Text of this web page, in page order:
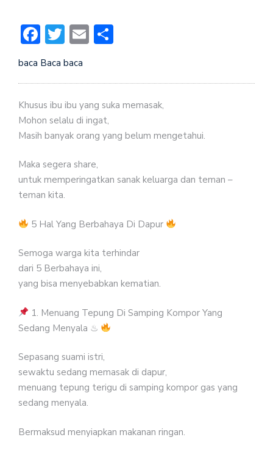
Facebook
Twitter
Email
baca Baca baca
Khusus ibu ibu yang suka memasak,
Mohon selalu di ingat,
Masih banyak orang yang belum mengetahui.
Maka segera share,
untuk memperingatkan sanak keluarga dan teman –
teman kita.
5 Hal Yang Berbahaya Di Dapur
Semoga warga kita terhindar
dari 5 Berbahaya ini,
yang bisa menyebabkan kematian.
1. Menuang Tepung Di Samping Kompor Yang
Sedang Menyala ♨
Sepasang suami istri,
sewaktu sedang memasak di dapur,
menuang tepung terigu di samping kompor gas yang
sedang menyala.
Bermaksud menyiapkan makanan ringan.